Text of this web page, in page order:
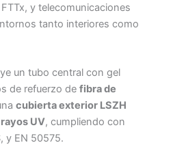
y telecomunicaciones
tanto interiores como
un tubo central con gel
de refuerzo de fibra de
cubierta exterior LSZH
UV, cumpliendo con
y EN 50575.